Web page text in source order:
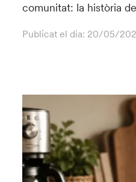
comunitat: la història
Publicat el dia: 20/05/